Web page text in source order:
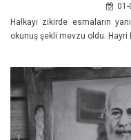
01-
Halkayı zikirde esmaların
okunuş şekli mevzu oldu. Hayri